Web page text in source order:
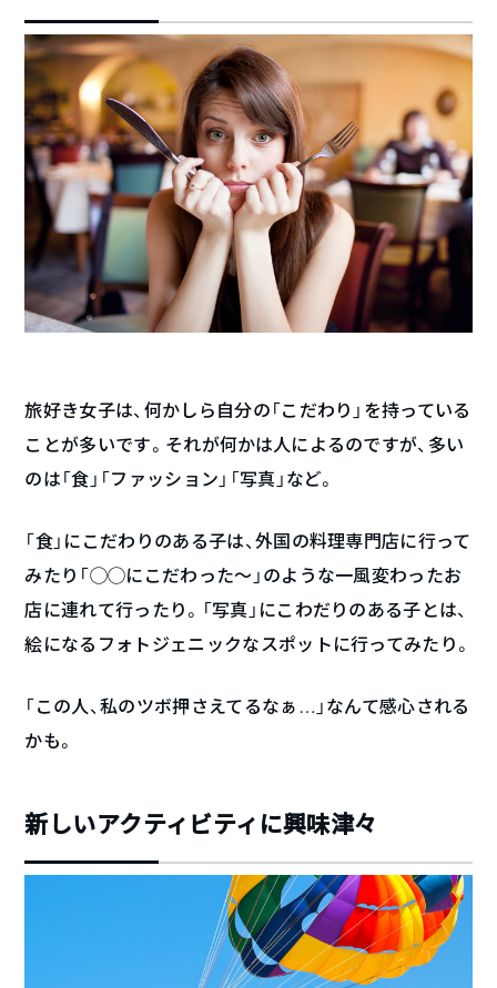
旅好き女子は、何かしら自分の「こだわり」を持っている
ことが多いです。それが何かは人によるのですが、多い
のは「食」「ファッション」「写真」など。
「食」にこだわりのある子は、外国の料理専門店に行って
みたり「◯◯にこだわった～」のような一風変わったお
店に連れて行ったり。「写真」にこわだりのある子とは、
絵になるフォトジェニックなスポットに行ってみたり。
「この人、私のツボ押さえてるなぁ…」なんて感心される
かも。
新しいアクティビティに興味津々